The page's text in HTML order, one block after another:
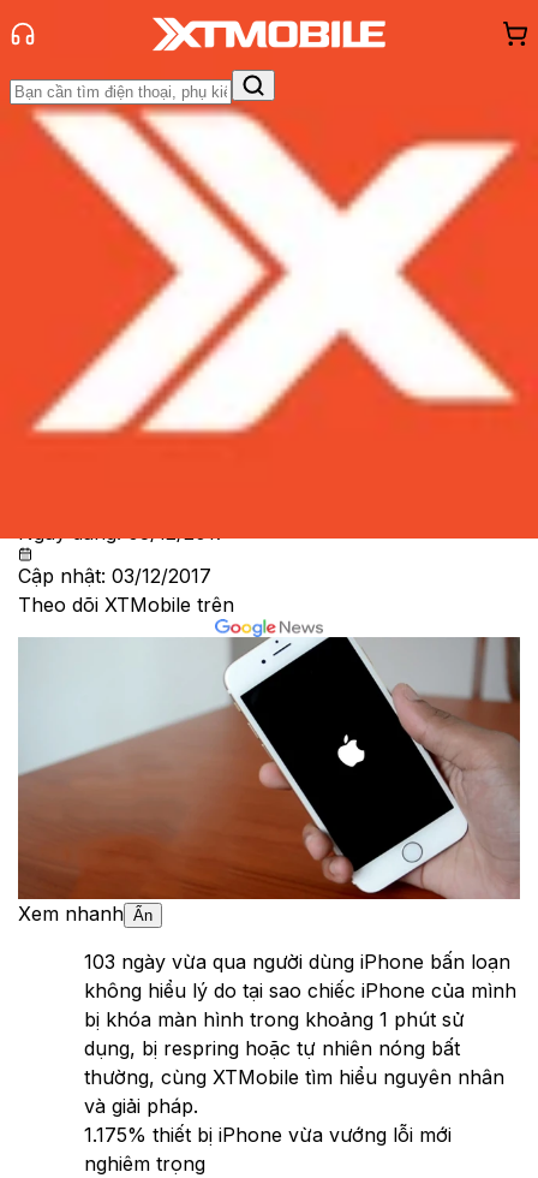
Trang chủ
Tin tức
Tin Mới
Đánh Giá - Trên TaySo Sánh Tư vấnKhuyến
Hỏi đáp App - Game Thông báo
hàng - Sự kiện
Cảnh báo: Lỗi mới nghiêm trọng
vừa xuất hiện trên 75% thiết bị
iPhone
Ngày đăng:03/12/2017
Cập nhật: 03/12/2017
Theo dõi XTMobile trên
Xem nhanh Ẩn
103 ngày vừa qua người dùng iPhone bấn loạn
không hiểu lý do tại sao chiếc iPhone của mình
bị khóa màn hình trong khoảng 1 phút sử
dụng, bị respring hoặc tự nhiên nóng bất
thường, cùng XTMobile tìm hiểu nguyên nhân
và giải pháp.
1.175% thiết bị iPhone vừa vướng lỗi mới
nghiêm trọng